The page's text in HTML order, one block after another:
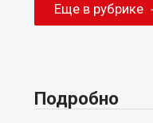
Еще в рубрике
Подробно